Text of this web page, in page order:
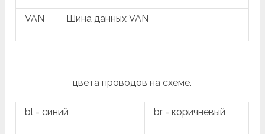
VAN Шина данных VAN
цвета проводов на схеме.
bl = синий br = коричневый